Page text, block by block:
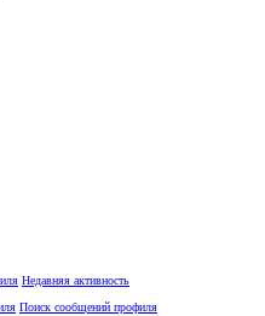
Недавняя активность
Поиск сообщений профиля